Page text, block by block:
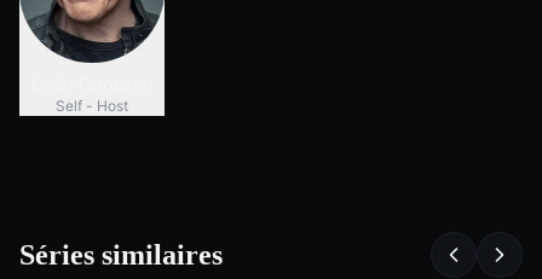
Self - Host
Séries similaires